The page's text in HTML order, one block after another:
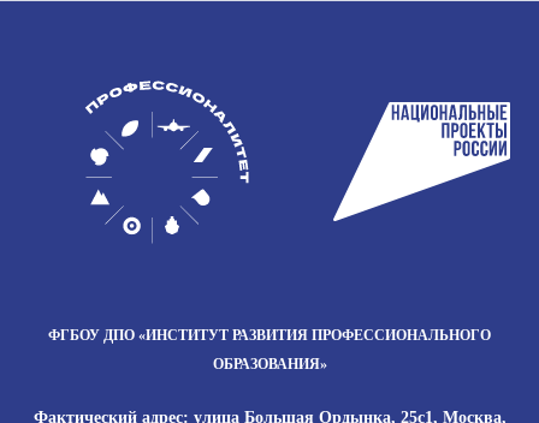
ФГБОУ ДПО «ИНСТИТУТ РАЗВИТИЯ ПРОФЕССИОНАЛЬНОГО
ОБРАЗОВАНИЯ»
Фактический адрес: улица Большая Ордынка, 25с1, Москва,